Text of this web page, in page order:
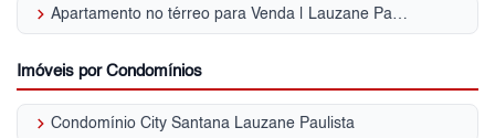
keyboard_arrow_right Apartamento no térreo para Venda | Lauzane Paulista
Imóveis por Condomínios
keyboard_arrow_right Condomínio City Santana Lauzane Paulista